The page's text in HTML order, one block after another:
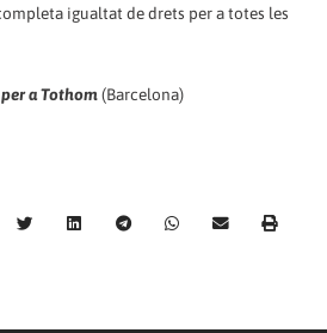
igualtat de drets per a totes les
a Tothom(Barcelona)